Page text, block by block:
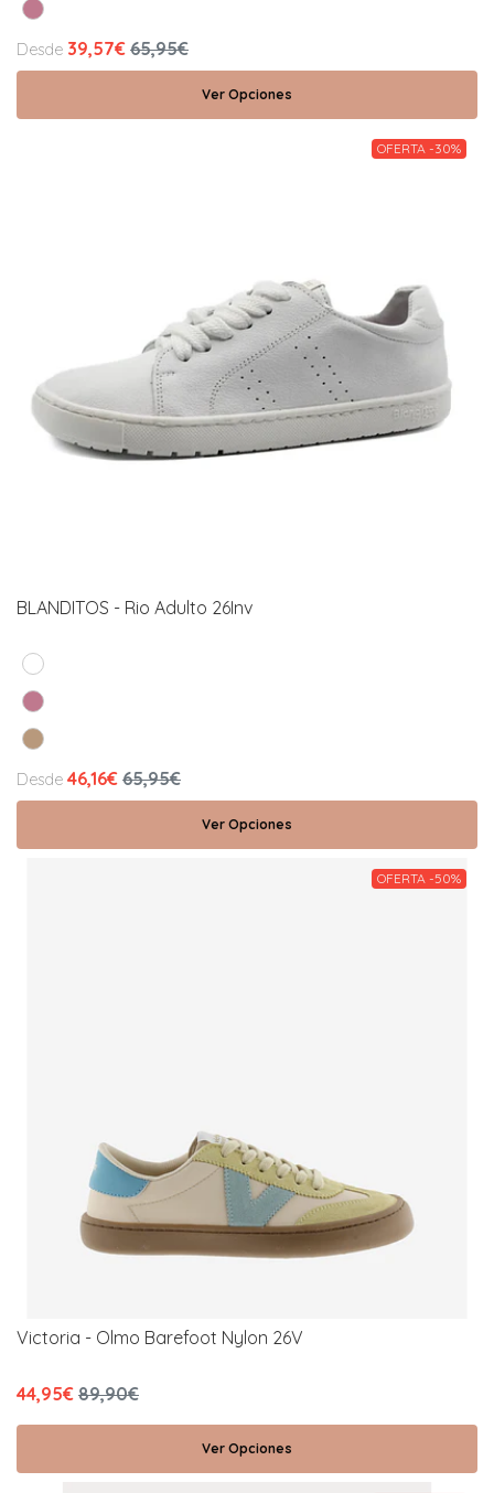
Desde 39,57€ 65,95€
Ver Opciones
OFERTA -30%
BLANDITOS - Rio Adulto 26Inv
Desde 46,16€ 65,95€
Ver Opciones
OFERTA -50%
Victoria - Olmo Barefoot Nylon 26V
44,95€ 89,90€
Ver Opciones